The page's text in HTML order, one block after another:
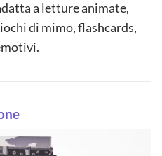
a letture animate,
di mimo, flashcards,